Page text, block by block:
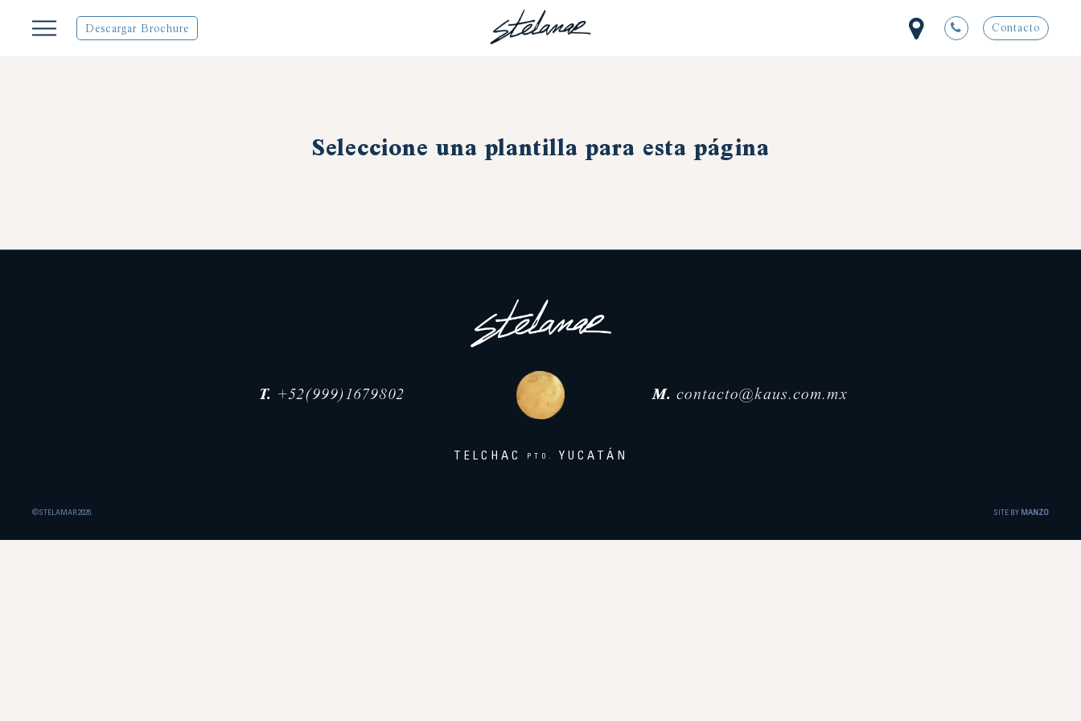
Descargar Brochure Contacto
Seleccione una plantilla para esta página
T. +52(999)1679802 M. contacto@kaus.com.mx
TELCHAC PTO. YUCATÁN
©STELAMAR 2026. SITE BY MANZO